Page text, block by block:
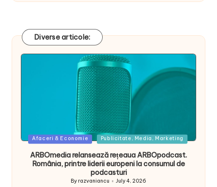
Diverse articole:
Posted
Afaceri & Economie Publicitate, Media, Marketing
ARBOmedia relansează rețeaua ARBOpodcast.
România, printre liderii europeni la consumul de
podcasturi
Posted
By razvaniancu July 4, 2026